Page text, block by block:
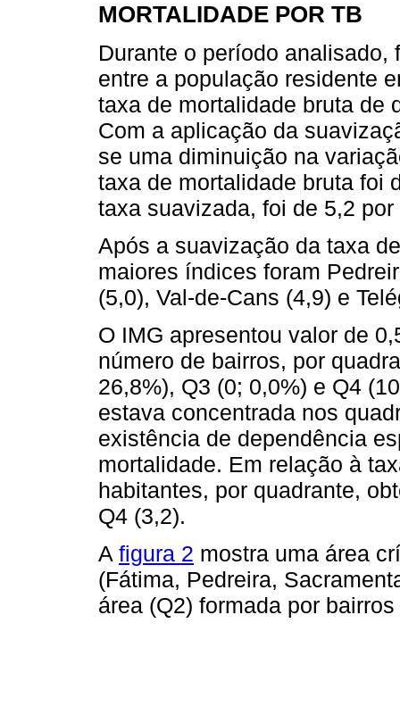
MORTALIDADE POR TB
Durante o período
entre a população residente
taxa de mortalidade bruta de
Com a aplicação da
se uma diminuição na
taxa de mortalidade bruta foi
taxa suavizada, foi de 5,2
Após a suavização da taxa
maiores índices foram
(5,0), Val-de-Cans (4,9) e
O IMG apresentou valor de
número de bairros, por
26,8%), Q3 (0; 0,0%) e Q4
estava concentrada nos
existência de dependência
mortalidade. Em relação à
habitantes, por quadrante,
Q4 (3,2).
A figura 2 mostra uma área
(Fátima, Pedreira,
área (Q2) formada por